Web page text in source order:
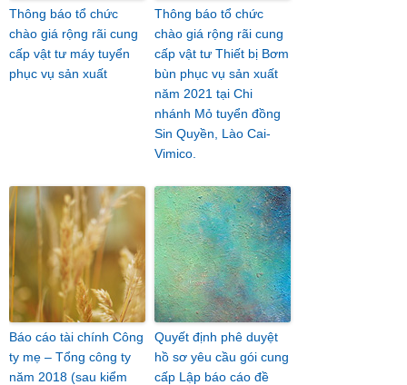
Thông báo tổ chức
chào giá rộng rãi cung
cấp vật tư máy tuyển
phục vụ sản xuất
Thông báo tổ chức
chào giá rộng rãi cung
cấp vật tư Thiết bị Bơm
bùn phục vụ sản xuất
năm 2021 tại Chi
nhánh Mỏ tuyển đồng
Sin Quyền, Lào Cai-
Vimico.
Báo cáo tài chính Công
ty mẹ – Tổng công ty
năm 2018 (sau kiểm
Quyết định phê duyệt
hồ sơ yêu cầu gói cung
cấp Lập báo cáo đề